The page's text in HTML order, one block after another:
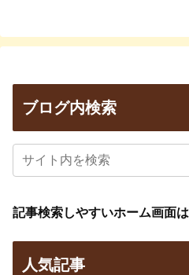
ブログ内検索
記事検索しやすいホーム画面は
人気記事